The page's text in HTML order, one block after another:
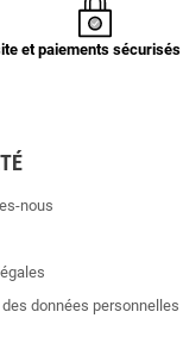
et paiements
nous
données personnelles